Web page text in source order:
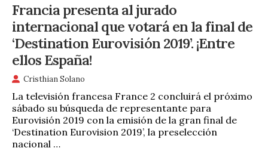
Francia presenta al jurado
internacional que votará en la final de
‘Destination Eurovisión 2019’. ¡Entre
ellos España!
Cristhian Solano
La televisión francesa France 2 concluirá el próximo
sábado su búsqueda de representante para
Eurovisión 2019 con la emisión de la gran final de
‘Destination Eurovision 2019’, la preselección
nacional …